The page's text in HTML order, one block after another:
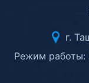
г.
Режим работы: